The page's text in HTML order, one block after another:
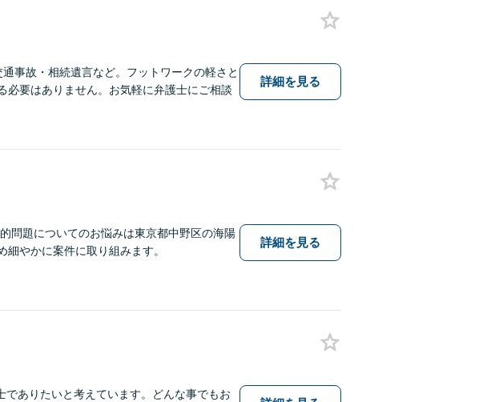
事故・相続遺言など。フットワークの軽さと
必要はありません。お気軽に弁護士にご相談
詳細を見る
問題についてのお悩みは東京都中野区の海陽
やかに案件に取り組みます。
詳細を見る
ありたいと考えています。どんな事でもお